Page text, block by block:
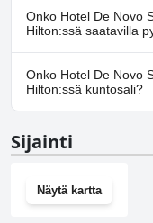
Ei, Hotel De Novo
koiria.
Onko Hotel De Novo
Hilton:ssä saatavilla
Kyllä, Hotel De Novo
tarjoaa
Onko Hotel De Novo
Hilton:ssä kuntosali?
kuntosali.
Sijainti
Näytä kartta